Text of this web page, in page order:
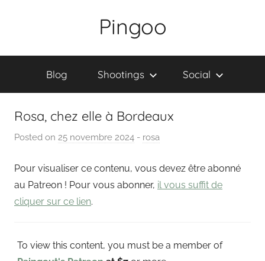
Pingoo
Blog Shootings Social
Rosa, chez elle à Bordeaux
Posted on 25 novembre 2024 b
P
a
o
- rosa
Pour visualiser ce contenu, vous devez être abonné
au Patreon ! Pour vous abonner, il vous suffit de
cliquer sur ce lien.
To view this content, you must be a member of